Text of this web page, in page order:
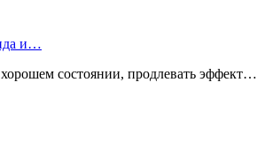
и…
состоянии, продлевать эффект…